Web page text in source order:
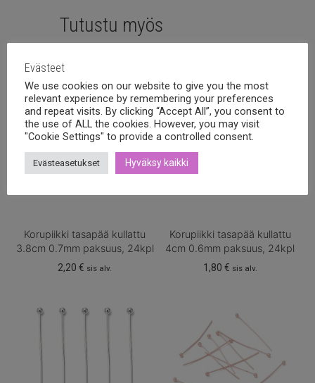
Tutustu myös
Korupiikki tasapää kullattu
3.8cm 0.7mm paksuus, 24kpl
2,20€ sis alv.
Korupiikki tasapää kullattu
4cm 0.6mm paksuus, 24kpl
1,80 € sis alv.
Evästeet
We use cookies on our website to give you the most
relevant experience by remembering your preferences
and repeat visits. By clicking “Accept All”, you consent to
the use of ALL the cookies. However, you may visit
"Cookie Settings" to provide a controlled consent.
Evästeasetukset Hyväksy kaikki